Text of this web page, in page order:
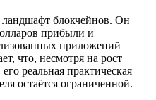
блокчейнов. Он
прибыли и
приложений
что, несмотря на рост
реальная практическая
остаётся ограниченной.